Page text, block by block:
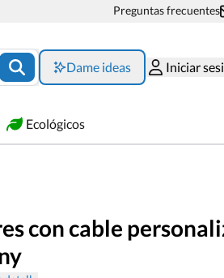
Preguntas frecuentes
Dame ideas Iniciar
Ecológicos
con cable